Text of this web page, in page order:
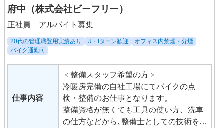
府中（株式会社ビーフリー）
正社員 アルバイト募集
20代の管理職登用実績あり U・Iターン歓迎
オフィス内禁煙・分煙
バイク通勤可
仕事内容
＜整備スタッフ希望の方＞
冷暖房完備の自社工場にてバイクの点
検・整備のお仕事となります。
整備資格が無くても工具の使い方、洗車
の仕方などから､整備士としての技術をイ